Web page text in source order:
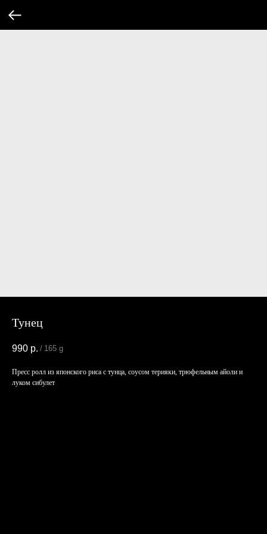
Тунец
990 р. / 165 g
Пресс ролл из японского риса с тунца, соусом терияки, трюфельным айоли и
луком сибулет